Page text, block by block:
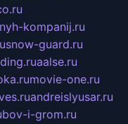
kompanij.ru
snow-guard.ru
aalse.ru
movie-one.ru
andreislyusar.ru
i-grom.ru